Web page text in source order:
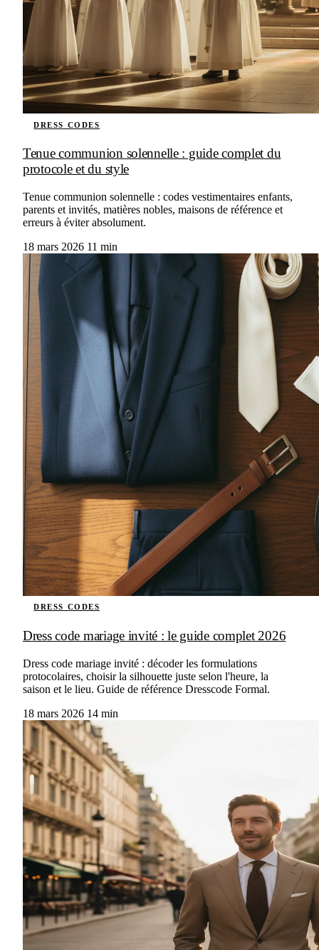
DRESS CODES
Tenue communion solennelle : guide complet du
protocole et du style
Tenue communion solennelle : codes vestimentaires enfants,
parents et invités, matières nobles, maisons de référence et
erreurs à éviter absolument.
18 mars 2026 11 min
DRESS CODES
Dress code mariage invité : le guide complet 2026
Dress code mariage invité : décoder les formulations
protocolaires, choisir la silhouette juste selon l'heure, la
saison et le lieu. Guide de référence Dresscode Formal.
18 mars 2026 14 min